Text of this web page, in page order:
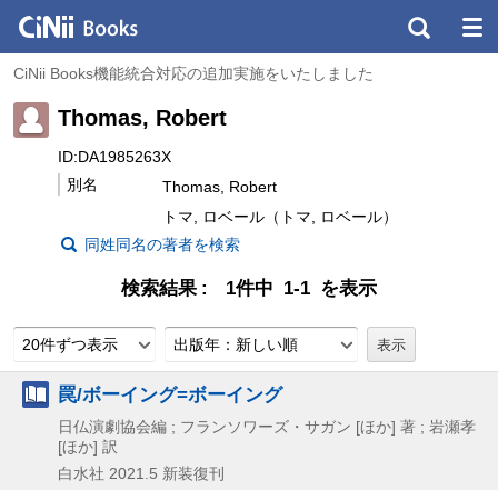
CiNii Books機能統合対応の追加実施をいたしました
Thomas, Robert
ID:DA1985263X
別名
Thomas, Robert
トマ, ロベール（トマ, ロベール）
同姓同名の著者を検索
検索結果 1件中 1-1 を表示
20件ずつ表示 出版年：新しい順
罠/ボーイング=ボーイング
日仏演劇協会編 ; フランソワーズ・サガン [ほか] 著 ; 岩瀬孝
[ほか] 訳
白水社 2021.5 新装復刊